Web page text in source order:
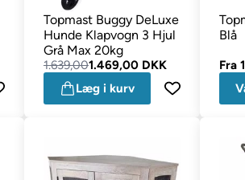
Topmast Buggy DeLuxe
Hunde Klapvogn 3 Hjul
Grå Max 20kg
1.639,001.469,00 DKK
Læg i kurv
Blå
Fra